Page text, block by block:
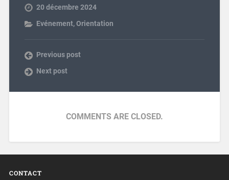
20 décembre 2024
Evénement,Orientation
Previous post
Next post
COMMENTS ARE CLOSED.
CONTACT